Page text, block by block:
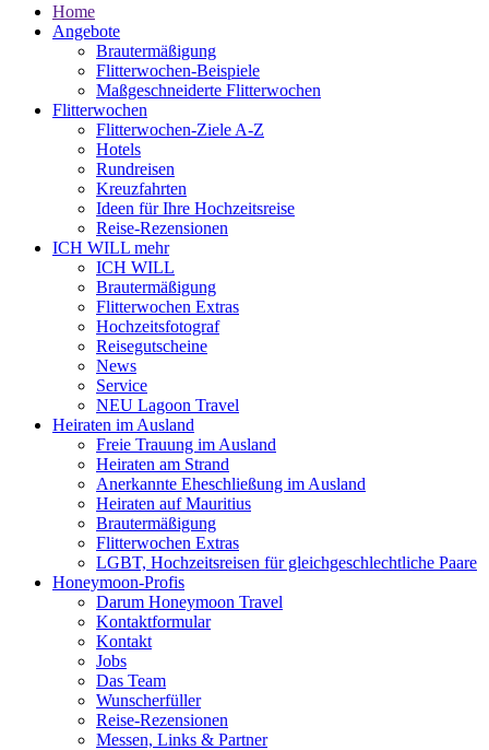
Home
Angebote
Brautermäßigung
Flitterwochen-Beispiele
Maßgeschneiderte Flitterwochen
Flitterwochen
Flitterwochen-Ziele A-Z
Hotels
Rundreisen
Kreuzfahrten
Ideen für Ihre Hochzeitsreise
Reise-Rezensionen
ICH WILL mehr
ICH WILL
Brautermäßigung
Flitterwochen Extras
Hochzeitsfotograf
Reisegutscheine
News
Service
NEU Lagoon Travel
Heiraten im Ausland
Freie Trauung im Ausland
Heiraten am Strand
Anerkannte Eheschließung im Ausland
Heiraten auf Mauritius
Brautermäßigung
Flitterwochen Extras
LGBT, Hochzeitsreisen für gleichgeschlechtliche Paare
Honeymoon-Profis
Darum Honeymoon Travel
Kontaktformular
Kontakt
Jobs
Das Team
Wunscherfüller
Reise-Rezensionen
Messen, Links & Partner